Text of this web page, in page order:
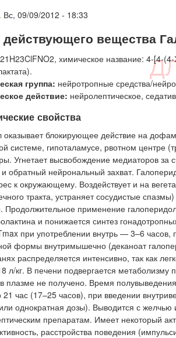
Вс, 09/09/2012 - 18:33
вещества
химическое название: 4-[4-
группа: нейротропные средства/
действие: нейролептическое,
свойства
оказывает блокирующее действие на
системе, гипоталамусе, рвотном центре
Угнетает высвобождение медиаторов
обратный нейрональный захват.
к окружающему. Воздействует и на
тракта, устраняет сосудистые
Продолжительное применение
и понижается синтез
при употреблении внутрь — 3–6
формы внутримышечно (деканоат
распределяется интенсивно, так как
л/кг. В печени подвергается
плазме не получено. Время
час (17–25 часов), при введении
однократная дозы). Выводится с
препаратам. Имеет некоторый
расстройства поведения